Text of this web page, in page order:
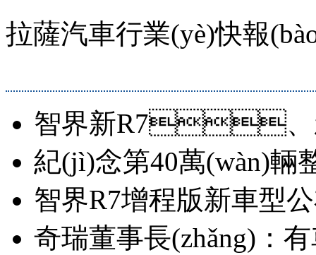
拉薩汽車行業(yè)快報
智界新R7、
紀(jì)念第40萬(wàn)輛整
智界R7增程版新車型
奇瑞董事長(zhǎng)：